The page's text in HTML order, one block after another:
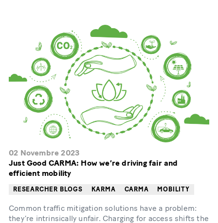
02 Novembre 2023
Just Good CARMA: How we’re driving fair and
efficient mobility
RESEARCHER BLOGS KARMA CARMA MOBILITY
Common traffic mitigation solutions have a problem:
they’re intrinsically unfair. Charging for access shifts the